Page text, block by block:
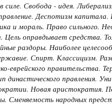
силе. Свобода - идея.
Деспотизм капитала.
и мораль. Право сильного.
Цель оправдывает средства.
раздоры. Наиболее
Спирт. Классицизм.
еврейского правительства.
династического правления.
Новая аристократия.
Сменяемость народных